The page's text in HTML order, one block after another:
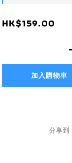
HK$159.00
加入購物車
分享到